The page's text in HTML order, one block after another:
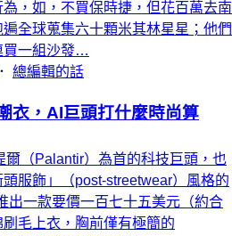
，如，不買保時捷，但花百萬去南
全球蒐集六十顆米其林星星；他們
買一組沙發…
． 總編輯的話
衣，AI巨頭打什麼時尚算
（Palantir）為首的科技巨頭，也
服飾」（post-streetwear）風格的
出一款要價一百七十五美元（約合
毛上衣，胸前僅有極簡的